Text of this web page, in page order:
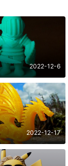
2022-12-6
2022-12-17